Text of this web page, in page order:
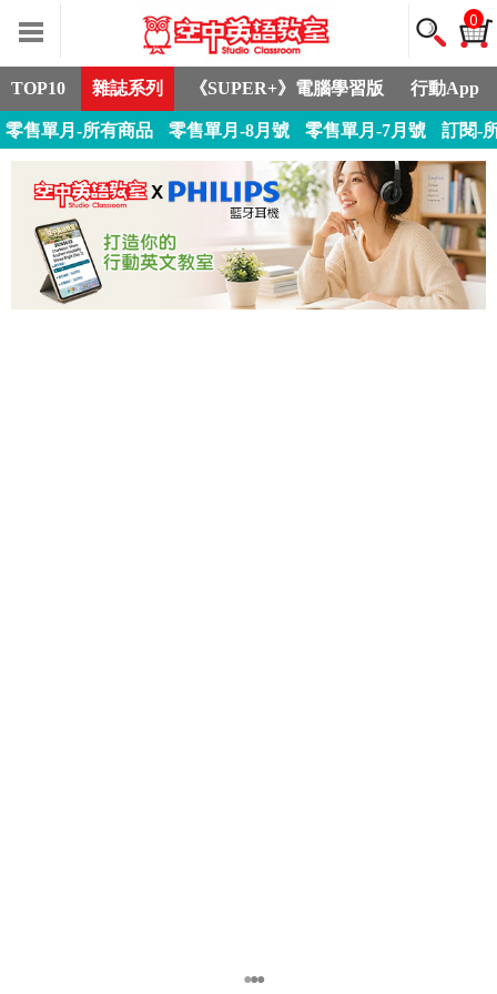
0
TOP10 雜誌系列 《SUPER+》電腦學習版 行動App
零售單月-所有商品 零售單月-8月號 零售單月-7月號 訂閱-